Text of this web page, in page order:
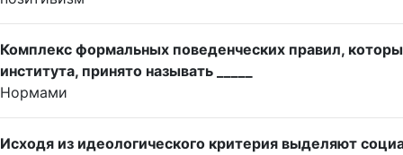
Комплекс формальных поведенческих правил,
института, принято называть _____
Нормами
Исходя из идеологического критерия выделяют